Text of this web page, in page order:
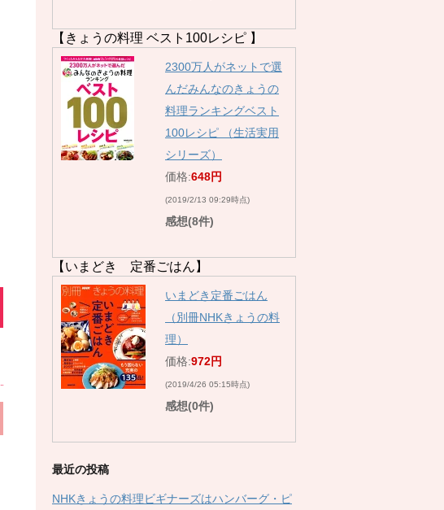
【きょうの料理 ベスト100レシピ 】
2300万人がネットで選
んだみんなのきょうの
料理ランキングベスト
100レシピ （生活実用
シリーズ）
価格:648円
(2019/2/13 09:29時点)
感想(8件)
【いまどき 定番ごはん】
いまどき定番ごはん
（別冊NHKきょうの料
理）
価格:972円
(2019/4/26 05:15時点)
感想(0件)
最近の投稿
NHKきょうの料理ビギナーズはハンバーグ・ピ